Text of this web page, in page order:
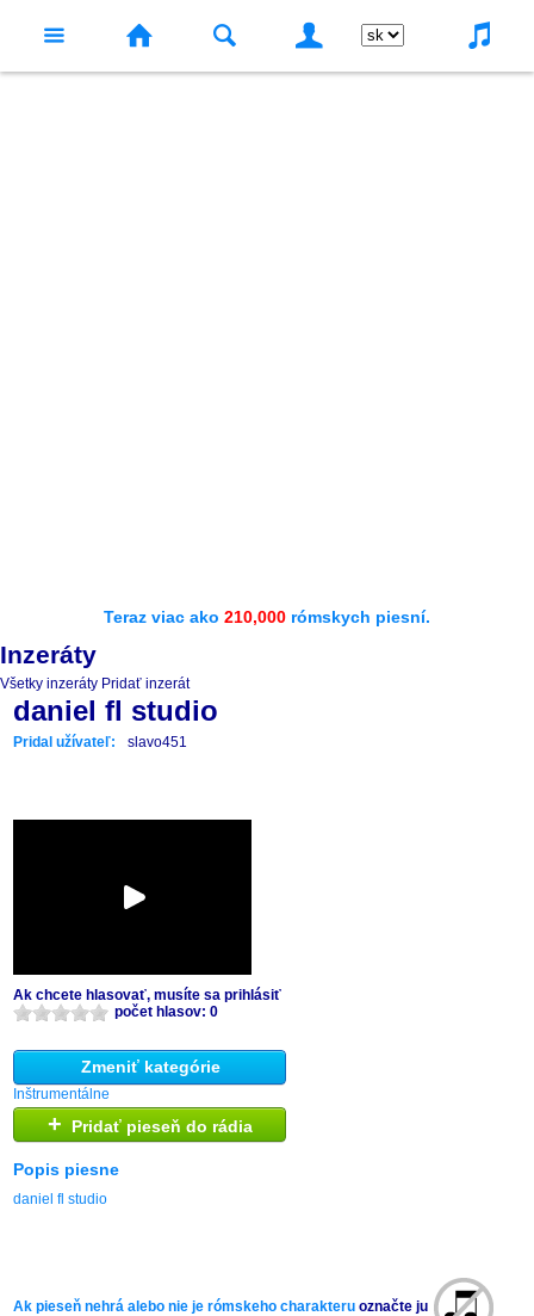
Teraz viac ako 210,000 rómskych piesní.
Inzeráty
Všetky inzeráty Pridať inzerát
daniel fl studio
Pridal užívateľ: slavo451
Ak chcete hlasovať, musíte sa prihlásiť
počet hlasov: 0
Zmeniť kategórie
Inštrumentálne
+ Pridať pieseň do rádia
Popis piesne
daniel fl studio
Ak pieseň nehrá alebo nie je rómskeho charakteru označte ju